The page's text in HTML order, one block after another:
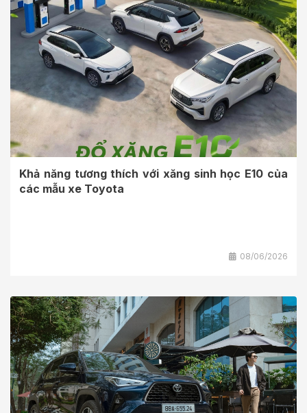
Khả năng tương thích với xăng sinh học E10 của
các mẫu xe Toyota
08/06/2026